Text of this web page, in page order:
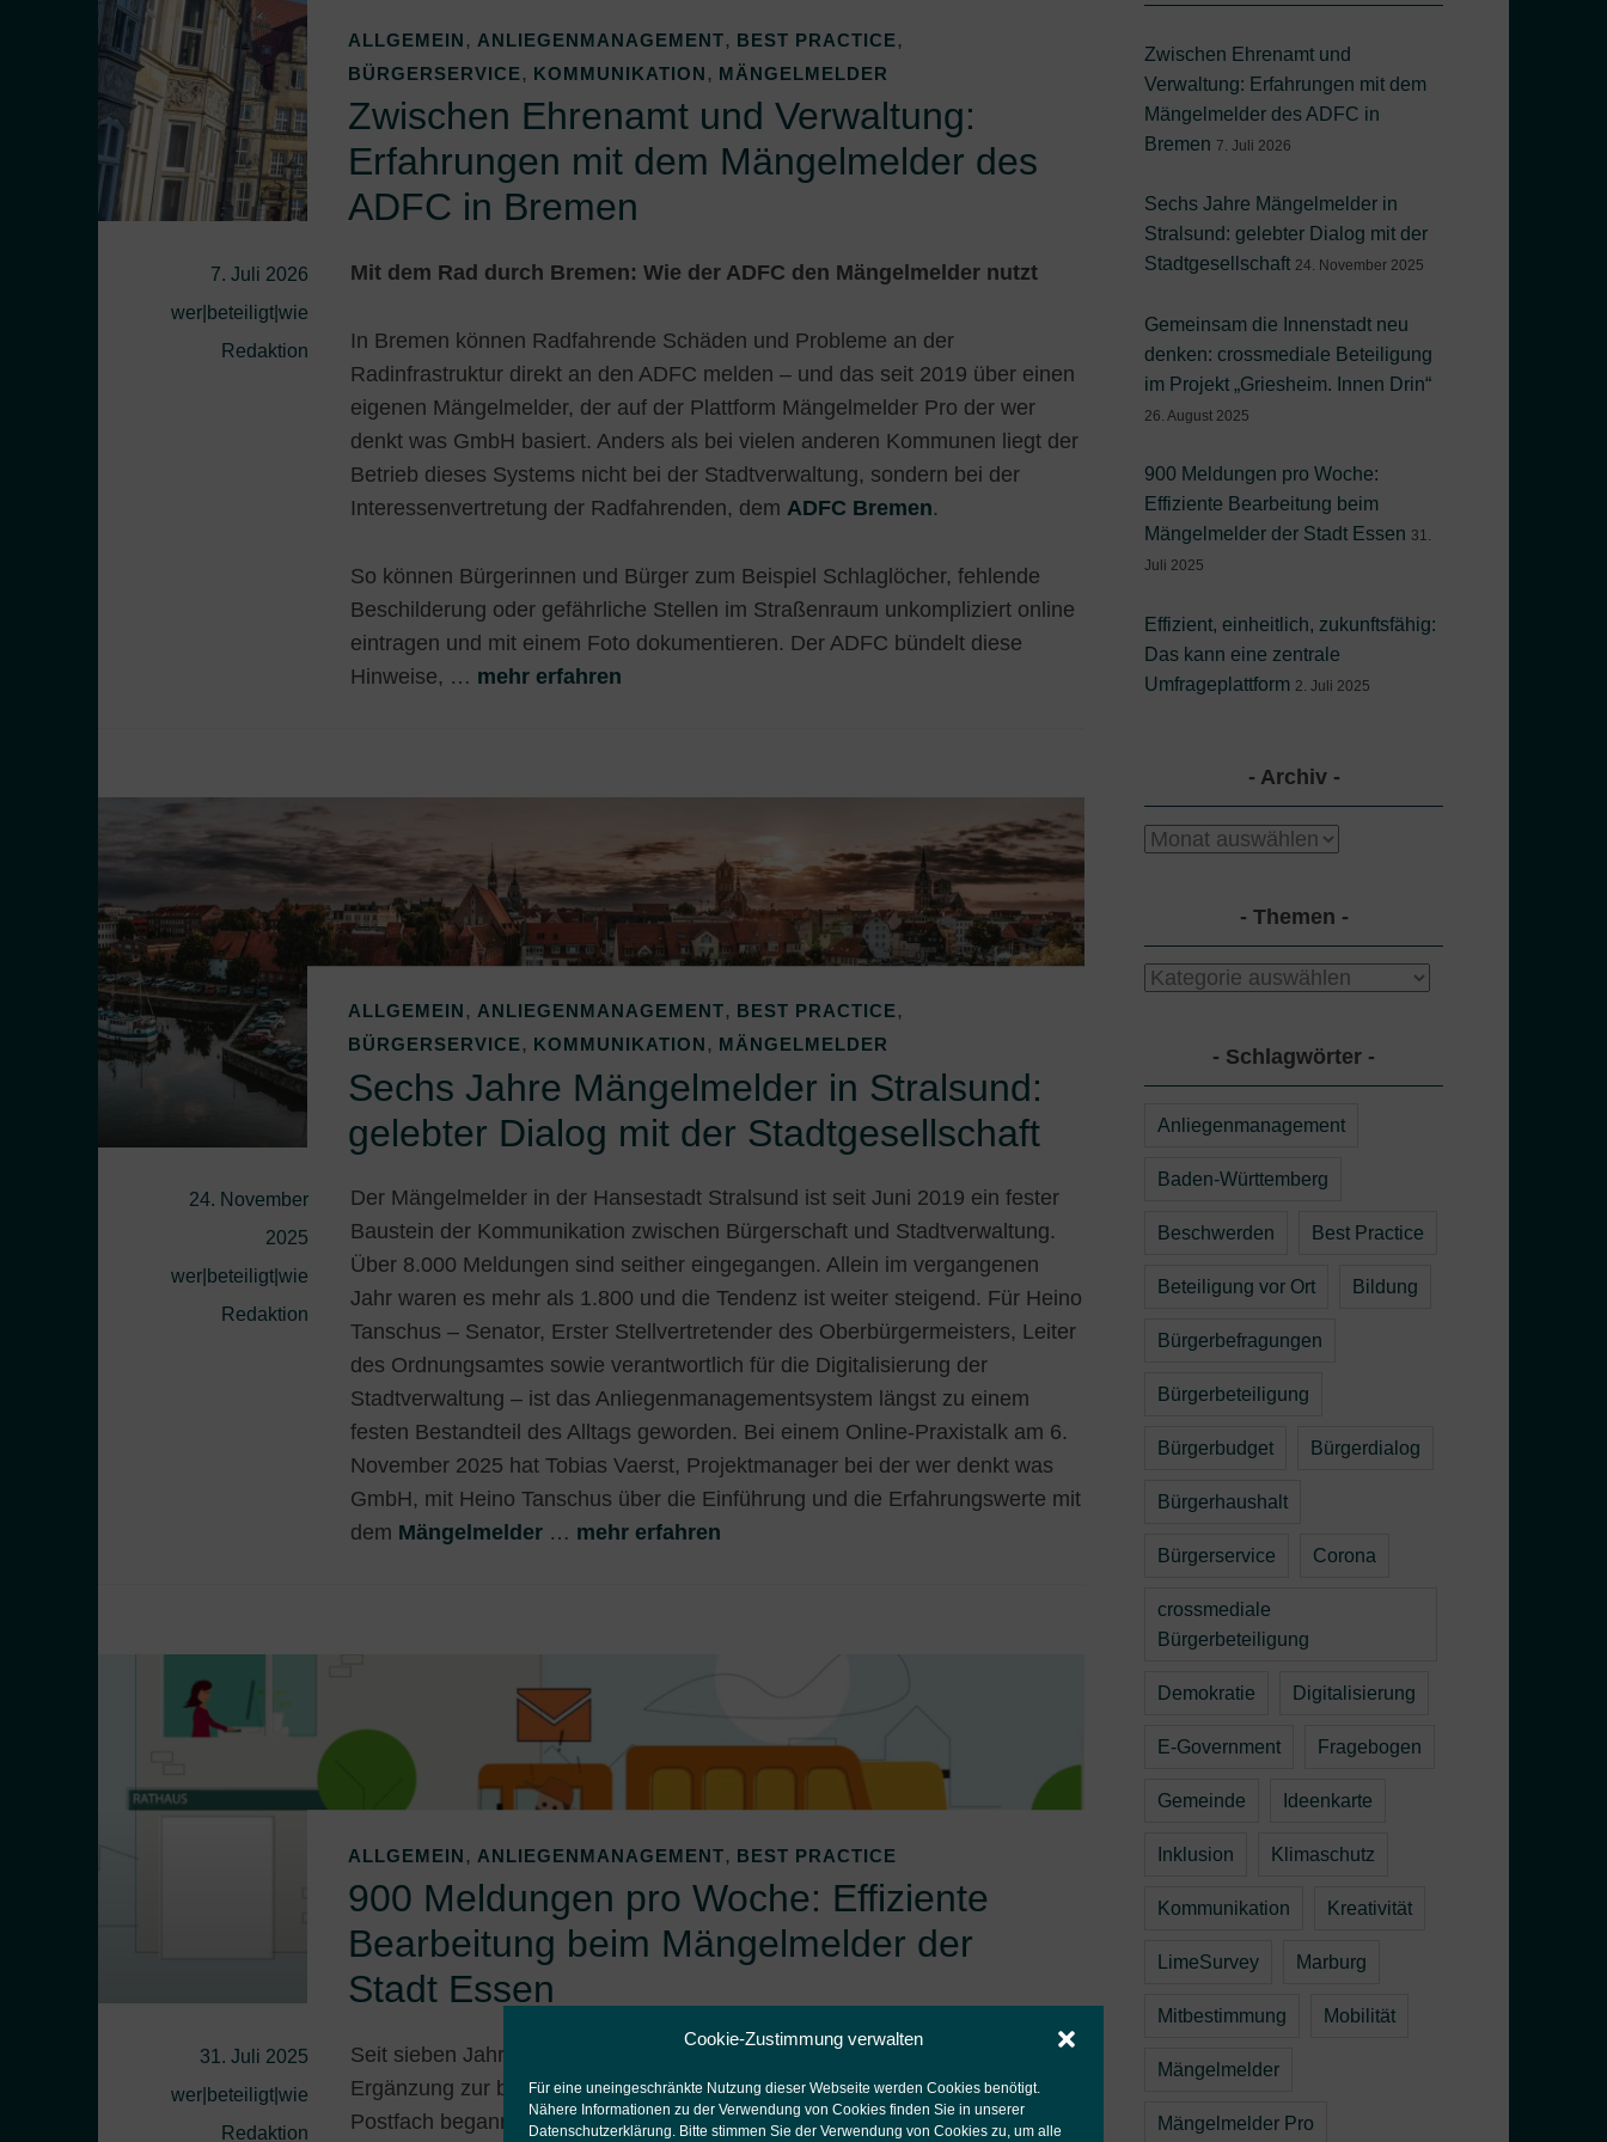
Cookie-Zustimmung verwalten
Für eine uneingeschränkte Nutzung dieser Webseite werden Cookies benötigt.
Nähere Informationen zu der Verwendung von Cookies finden Sie in unserer
Datenschutzerklärung. Bitte stimmen Sie der Verwendung von Cookies zu, um alle
ALLGEMEIN , ANLIEGENMANAGEMENT, BEST PRACTICE ,
BÜRGERSERVICE , KOMMUNIKATION , MÄNGELMELDER
Zwischen Ehrenamt und Verwaltung:
Erfahrungen mit dem Mängelmelder des
ADFC in Bremen
7. Juli 2026
wer|beteiligt|wie
Redaktion
Mit dem Rad durch Bremen: Wie der ADFC den Mängelmelder nutzt
In Bremen können Radfahrende Schäden und Probleme an der
Radinfrastruktur direkt an den ADFC melden – und das seit 2019 über einen
eigenen Mängelmelder, der auf der Plattform Mängelmelder Pro der wer
denkt was GmbH basiert. Anders als bei vielen anderen Kommunen liegt der
Betrieb dieses Systems nicht bei der Stadtverwaltung, sondern bei der
Interessenvertretung der Radfahrenden, dem ADFC Bremen.
So können Bürgerinnen und Bürger zum Beispiel Schlaglöcher, fehlende
Beschilderung oder gefährliche Stellen im Straßenraum unkompliziert online
eintragen und mit einem Foto dokumentieren. Der ADFC bündelt diese
Hinweise, … mehr erfahren
ALLGEMEIN ,ANLIEGENMANAGEMENT, BEST PRACTICE ,
BÜRGERSERVICE , KOMMUNIKATION , MÄNGELMELDER
Sechs Jahre Mängelmelder in Stralsund:
gelebter Dialog mit der Stadtgesellschaft
24. November
2025
wer|beteiligt|wie
Redaktion
Der Mängelmelder in der Hansestadt Stralsund ist seit Juni 2019 ein fester
Baustein der Kommunikation zwischen Bürgerschaft und Stadtverwaltung.
Über 8.000 Meldungen sind seither eingegangen. Allein im vergangenen
Jahr waren es mehr als 1.800 und die Tendenz ist weiter steigend. Für Heino
Tanschus – Senator, Erster Stellvertretender des Oberbürgermeisters, Leiter
des Ordnungsamtes sowie verantwortlich für die Digitalisierung der
Stadtverwaltung – ist das Anliegenmanagementsystem längst zu einem
festen Bestandteil des Alltags geworden. Bei einem Online-Praxistalk am 6.
November 2025 hat Tobias Vaerst, Projektmanager bei der wer denkt was
GmbH, mit Heino Tanschus über die Einführung und die Erfahrungswerte mit
dem Mängelmelder … mehr erfahren
ALLGEMEIN , ANLIEGENMANAGEMENT, BEST PRACTICE
900 Meldungen pro Woche: Effiziente
Bearbeitung beim Mängelmelder der
Stadt Essen
31. Juli 2025
wer|beteiligt|wie
Redaktion
Seit sieben Jahren gibt es den Mängelmelder der Stadt Essen. Was einst als
Ergänzung zur bestehenden „Essen bleibt sauber“-Hotline und einem E-Mail-
Postfach begann, hat sich mittlerweile zu einem hoch frequentierten System
Zwischen Ehrenamt und
Verwaltung: Erfahrungen mit dem
Mängelmelder des ADFC in
Bremen 7. Juli 2026
Sechs Jahre Mängelmelder in
Stralsund: gelebter Dialog mit der
Stadtgesellschaft 24. November 2025
Gemeinsam die Innenstadt neu
denken: crossmediale Beteiligung
im Projekt „Griesheim. Innen Drin“
26. August 2025
900 Meldungen pro Woche:
Effiziente Bearbeitung beim
Mängelmelder der Stadt Essen 31.
Juli 2025
Effizient, einheitlich, zukunftsfähig:
Das kann eine zentrale
Umfrageplattform 2. Juli 2025
Archiv
Archiv
Themen
Themen
Schlagwörter
Anliegenmanagement
Baden-Württemberg
Beschwerden Best Practice
Beteiligung vor Ort Bildung
Bürgerbefragungen
Bürgerbeteiligung
Bürgerbudget Bürgerdialog
Bürgerhaushalt
Bürgerservice Corona
crossmediale
Bürgerbeteiligung
Demokratie Digitalisierung
E-Government Fragebogen
Gemeinde Ideenkarte
Inklusion Klimaschutz
Kommunikation Kreativität
LimeSurvey Marburg
Mitbestimmung Mobilität
Mängelmelder
Mängelmelder Pro